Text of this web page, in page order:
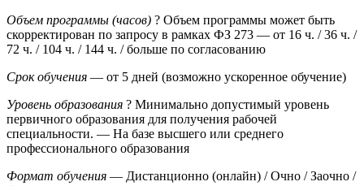
Объем программы (часов) ? Объем программы может быть
скорректирован по запросу в рамках ФЗ 273 — от 16 ч. / 36 ч. /
72 ч. / 104 ч. / 144 ч. / больше по согласованию
Срок обучения — от 5 дней (возможно ускоренное обучение)
Уровень образования ? Минимально допустимый уровень
первичного образования для получения рабочей
специальности. — На базе высшего или среднего
профессионального образования
Формат обучения — Дистанционно (онлайн) / Очно / Заочно /